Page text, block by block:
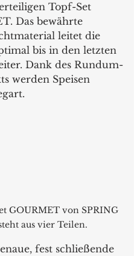
Topf-Set
Das bewährte
leitet die
bis in den letzten
Dank des Rundum-
werden Speisen
GOURMET von SPRING
aus vier Teilen.
fest schließende